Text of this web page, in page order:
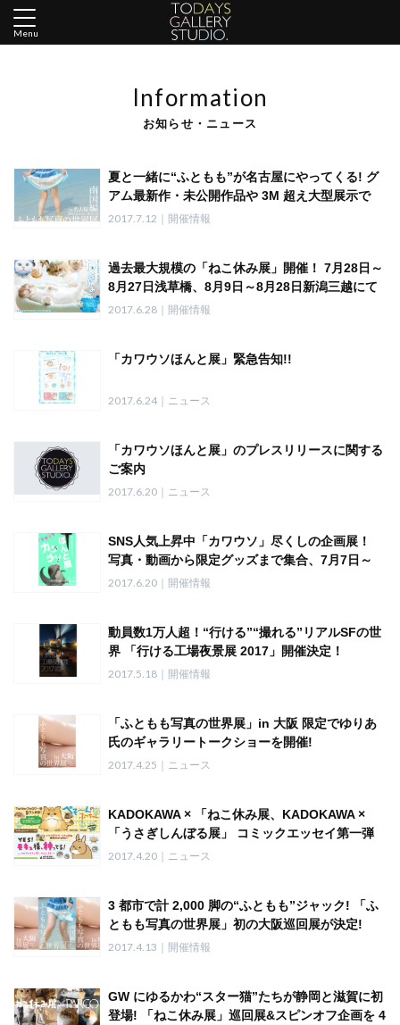
Menu
Information
お知らせ・ニュース
夏と一緒に“ふともも”が名古屋にやってくる! グ
アム最新作・未公開作品や 3M 超え大型展示で
8/1〜27 開催
2017.7.12｜開催情報
過去最大規模の「ねこ休み展」開催！ 7月28日～
8月27日浅草橋、8月9日～8月28日新潟三越にて
～ねこ休みが海外へ！香港でも開催決定～
2017.6.28｜開催情報
「カワウソほんと展」緊急告知!!
2017.6.24｜ニュース
「カワウソほんと展」のプレスリリースに関する
ご案内
2017.6.20｜ニュース
SNS人気上昇中「カワウソ」尽くしの企画展！
写真・動画から限定グッズまで集合、7月7日～
23日開催
2017.6.20｜開催情報
動員数1万人超！“行ける”“撮れる”リアルSFの世
界 「行ける工場夜景展 2017」開催決定！
2017.5.18｜開催情報
「ふともも写真の世界展」in 大阪 限定でゆりあ
氏のギャラリートークショーを開催!
2017.4.25｜ニュース
KADOKAWA × 「ねこ休み展、KADOKAWA ×
「うさぎしんぼる展」 コミックエッセイ第一弾
スタート!
2017.4.20｜ニュース
3 都市で計 2,000 脚の“ふともも”ジャック! 「ふ
ともも写真の世界展」初の大阪巡回展が決定!
2017.4.13｜開催情報
GW にゆるかわ“スター猫”たちが静岡と滋賀に初
登場! 「ねこ休み展」巡回展&スピンオフ企画を 4